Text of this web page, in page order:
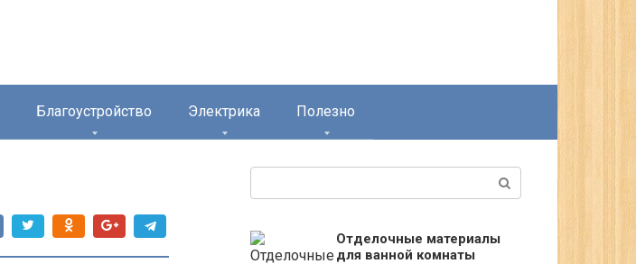
Благоустройство Электрика Полезно
Отделочные материалы
для ванной комнаты